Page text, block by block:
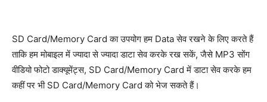
SD Card/Memory Card का उपयोग हम Data सेव रखने के लिए करते हैं
ताकि हम मोबाइल में ज्यादा से ज्यादा डाटा सेव करके रख सकें, जैसे MP3 सोंग
वीडियो फोटो डाक्यूमेंट्स, SD Card/Memory Card में डाटा सेव करके हम
कहीं पर भी SD Card/Memory Card को भेज सकते हैं।